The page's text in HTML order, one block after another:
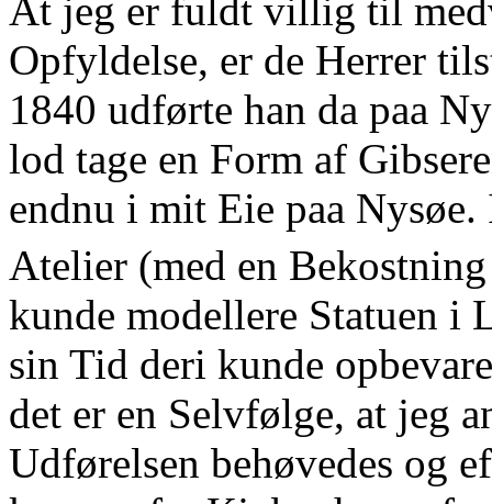
At jeg er fuldt villig til
Opfyldelse, er de Herrer
1840 udførte han da paa
lod tage en Form af
endnu i mit Eie paa
Atelier (med en
kunde modellere Statuen i
sin Tid deri kunde
det er en Selvfølge, at jeg
Udførelsen behøvedes og